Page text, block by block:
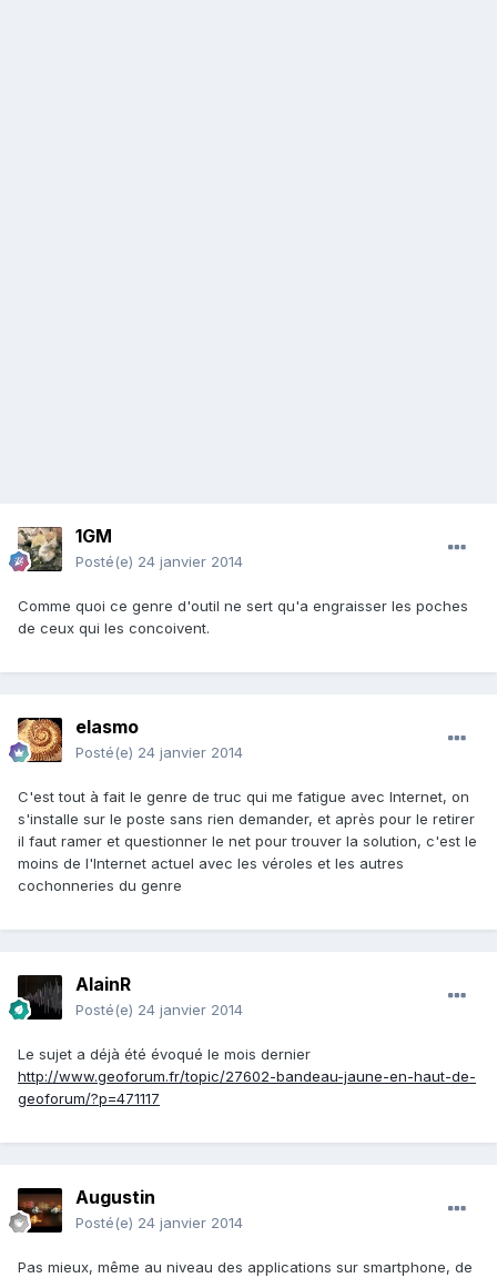
1GM
Posté(e) 24 janvier 2014
Comme quoi ce genre d'outil ne sert qu'a engraisser les poches
de ceux qui les concoivent.
elasmo
Posté(e) 24 janvier 2014
C'est tout à fait le genre de truc qui me fatigue avec Internet, on
s'installe sur le poste sans rien demander, et après pour le retirer
il faut ramer et questionner le net pour trouver la solution, c'est le
moins de l'Internet actuel avec les véroles et les autres
cochonneries du genre
AlainR
Posté(e) 24 janvier 2014
Le sujet a déjà été évoqué le mois dernier
http://www.geoforum.fr/topic/27602-bandeau-jaune-en-haut-de-
geoforum/?p=471117
Augustin
Posté(e) 24 janvier 2014
Pas mieux, même au niveau des applications sur smartphone, de